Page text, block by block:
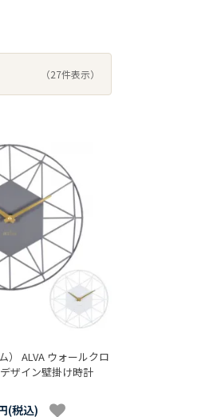
（27件表示）
） ALVA ウォールクロ
ザイン壁掛け時計
(税込)